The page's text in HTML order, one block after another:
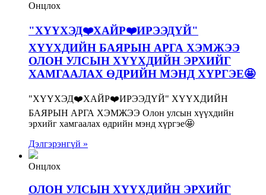
Онцлох
"ХҮҮХЭД❤️ХАЙР❤️ИРЭЭДҮЙ"
ХҮҮХДИЙН БАЯРЫН АРГА ХЭМЖЭЭ
ОЛОН УЛСЫН ХҮҮХДИЙН ЭРХИЙГ
ХАМГААЛАХ ӨДРИЙН МЭНД ХҮРГЭЕ🤩
"ХҮҮХЭД❤️ХАЙР❤️ИРЭЭДҮЙ" ХҮҮХДИЙН
БАЯРЫН АРГА ХЭМЖЭЭ Олон улсын хүүхдийн
эрхийг хамгаалах өдрийн мэнд хүргэе🤩
Дэлгэрэнгүй »
Онцлох
ОЛОН УЛСЫН ХҮҮХДИЙН ЭРХИЙГ